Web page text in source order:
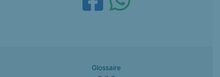
Glossaire